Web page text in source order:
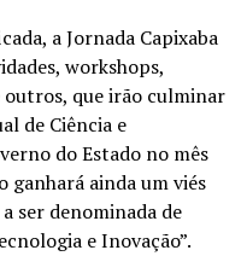
a Jornada Capixaba
workshops,
outros, que irão culminar
de Ciência e
do Estado no mês
ganhará ainda um viés
ser denominada de
e Inovação”.